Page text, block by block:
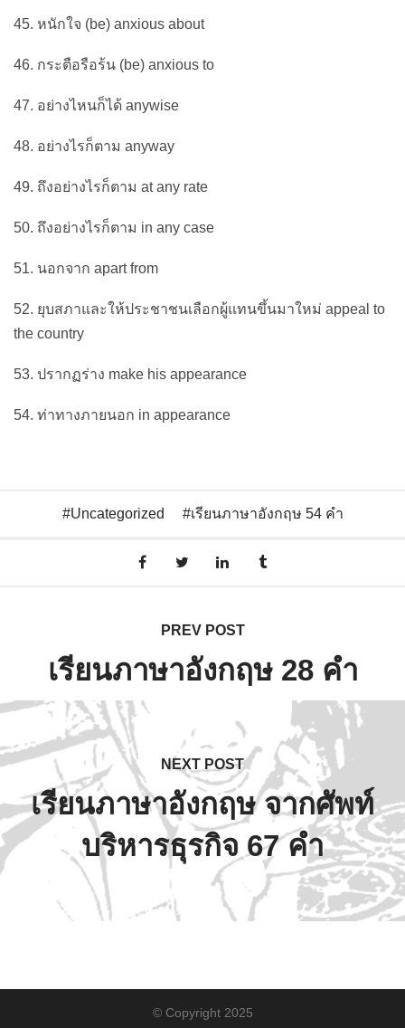
45. หนักใจ (be) anxious about
46. กระตือรือร้น (be) anxious to
47. อย่างไหนก็ได้ anywise
48. อย่างไรก็ตาม anyway
49. ถึงอย่างไรก็ตาม at any rate
50. ถึงอย่างไรก็ตาม in any case
51. นอกจาก apart from
52. ยุบสภาและให้ประชาชนเลือกผู้แทนขึ้นมาใหม่ appeal to
the country
53. ปรากฏร่าง make his appearance
54. ท่าทางภายนอก in appearance
Uncategorized เรียนภาษาอังกฤษ 54 คำ
PREV POST
เรียนภาษาอังกฤษ 28 คำ
NEXT POST
เรียนภาษาอังกฤษ จากศัพท์
บริหารธุรกิจ 67 คำ
© Copyright 2025